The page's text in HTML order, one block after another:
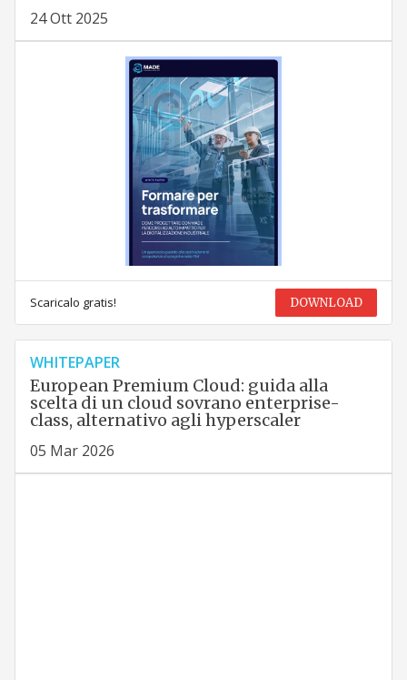
24 Ott 2025
Scaricalo gratis! DOWNLOAD
WHITEPAPER
European Premium Cloud: guida alla
scelta di un cloud sovrano enterprise-
class, alternativo agli hyperscaler
05 Mar 2026